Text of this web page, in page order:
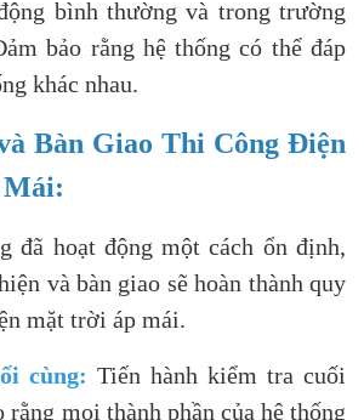
bình thường và trong trường
bảo rằng hệ thống có thể đáp
khác nhau.
Bàn Giao Thi Công Điện
đã hoạt động một cách ổn định,
và bàn giao sẽ hoàn thành quy
mặt trời áp mái.
cùng: Tiến hành kiểm tra cuối
rằng mọi thành phần của hệ thống